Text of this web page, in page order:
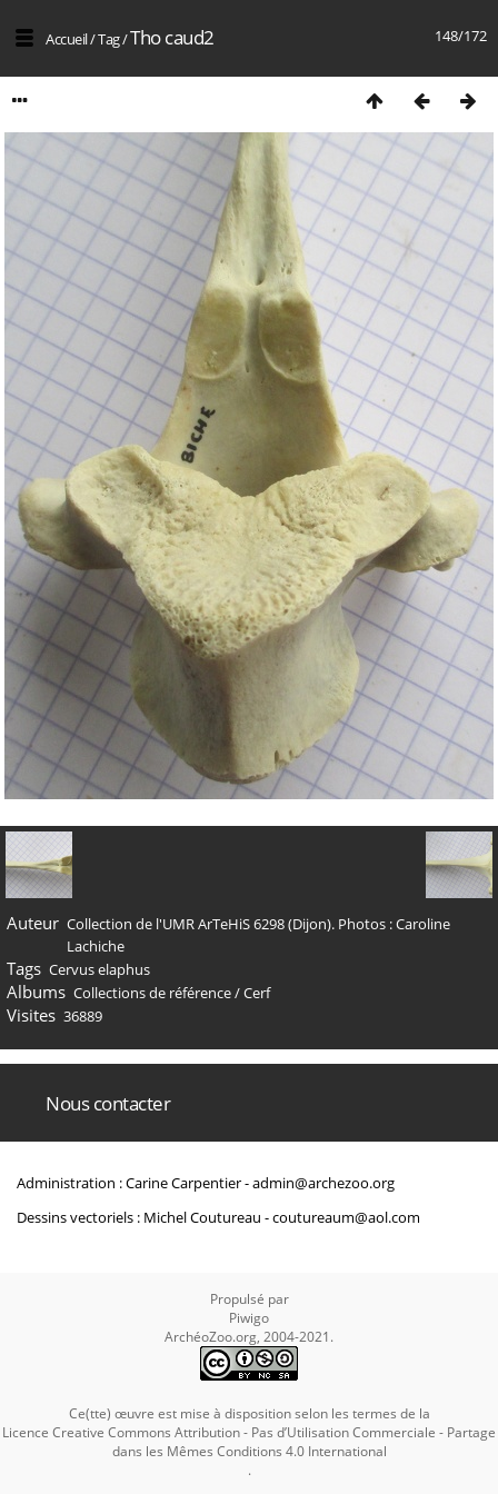
148/172
Accueil/Tag/Tho caud2
Auteur Collection de l'UMR ArTeHiS 6298 (Dijon). Photos : Caroline
Lachiche
Tags Cervus elaphus
Albums Collections de référence/Cerf
Visites 36889
Nous contacter
Administration : Carine Carpentier -admin@archezoo.org
Dessins vectoriels : Michel Coutureau -coutureaum@aol.com
Propulsé par
Piwigo
ArchéoZoo.org, 2004-2021.
Ce(tte) œuvre est mise à disposition selon les termes de la
Licence Creative Commons Attribution - Pas d’Utilisation Commerciale - Partage
dans les Mêmes Conditions 4.0 International
.